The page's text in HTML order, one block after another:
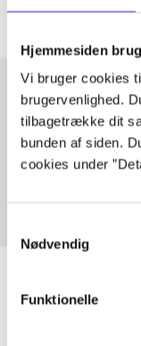
Hjemmesiden
Vi bruger cookies
brugervenlighed.
tilbagetrække dit
bunden af siden.
cookies under
Nødvendig
Funktionelle
Artikler med